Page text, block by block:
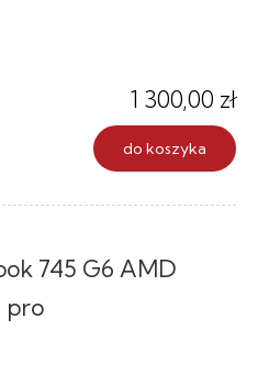
1 300,00 zł
do koszyka
745 G6 AMD
pro